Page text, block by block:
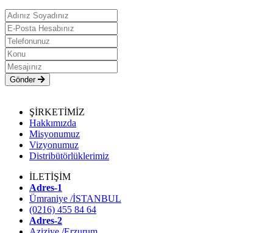
Gönder
ŞİRKETİMİZ
Hakkımızda
Misyonumuz
Vizyonumuz
Distribütörlüklerimiz
İLETİŞİM
Adres-1
Ümraniye /İSTANBUL
(0216) 455 84 64
Adres-2